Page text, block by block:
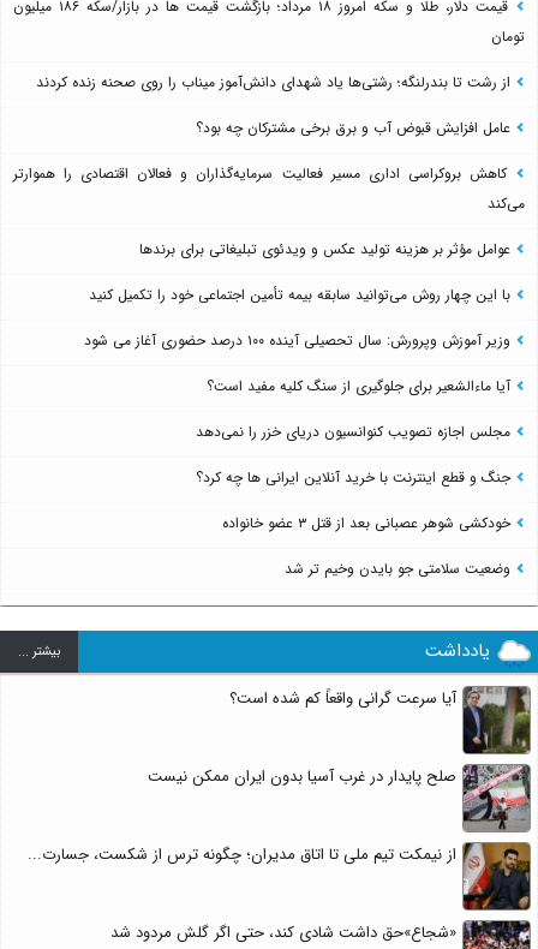
قیمت دلار، طلا و سکه امروز ۱۸ مرداد؛ بازگشت قیمت ها در بازار/سکه ۱۸۶ میلیون
تومان
از رشت تا بندرلنگه؛ رشتی‌ها یاد شهدای دانش‌آموز میناب را روی صحنه زنده کردند
عامل افزایش قبوض آب و برق برخی مشترکان چه بود؟
کاهش بروکراسی اداری مسیر فعالیت سرمایه‌گذاران و فعالان اقتصادی را هموارتر
می‌کند
عوامل مؤثر بر هزینه تولید عکس و ویدئوی تبلیغاتی برای برندها
با این چهار روش می‌توانید سابقه بیمه تأمین اجتماعی خود را تکمیل کنید
وزیر آموزش وپرورش: سال تحصیلی آینده ۱۰۰ درصد حضوری آغاز می شود
آیا ماءالشعیر برای جلوگیری از سنگ کلیه مفید است؟
مجلس اجازه تصویب کنوانسیون دریای خزر را نمی‌دهد
جنگ و قطع اینترنت با خرید آنلاین ایرانی ها چه کرد؟
خودکشی شوهر عصبانی بعد از قتل ۳ عضو خانواده
وضعیت سلامتی جو بایدن وخیم تر شد
یادداشت بيشتر ...
آیا سرعت گرانی واقعاً کم شده است؟
صلح پایدار در غرب آسیا بدون ایران ممکن نیست
از نیمکت تیم ملی تا اتاق مدیران؛ چگونه ترس از شکست، جسارت...
«شجاع»حق داشت شادی کند، حتی اگر گلش مردود شد